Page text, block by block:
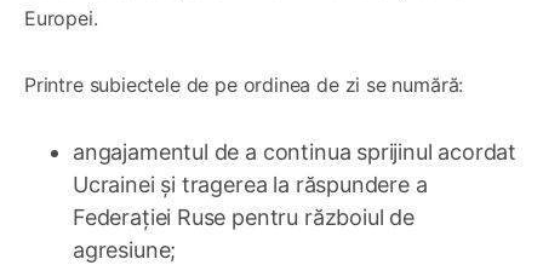
Europei.
Printre subiectele de pe ordinea de zi se numără:
angajamentul de a continua sprijinul acordat
Ucrainei și tragerea la răspundere a
Federației Ruse pentru războiul de
agresiune;